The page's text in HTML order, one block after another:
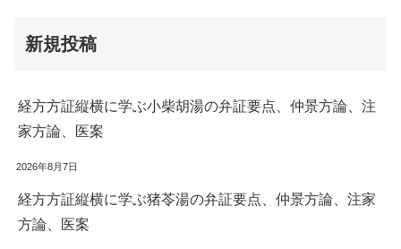
新規投稿
経方方証縦横に学ぶ小柴胡湯の弁証要点、仲景方論、注
家方論、医案
2026年8月7日
経方方証縦横に学ぶ猪苓湯の弁証要点、仲景方論、注家
方論、医案